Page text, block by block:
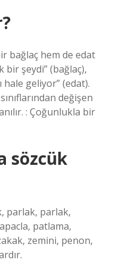
bağlaç hem de edat
bir şeydi” (bağlaç),
hale geliyor” (edat).
değişen
: Çoğunlukla bir
sözcük
parlak, parlak,
patlama,
zemini, penon,